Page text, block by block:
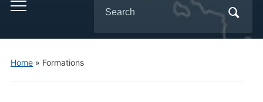
for:
Home» Formations